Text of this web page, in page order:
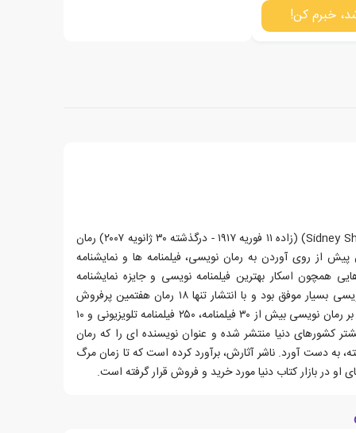
خبرم کن!
سیدنی شلدون (به انگلیسی: Sidney Sheldon) (زاده ۱۱ فوریه ۱۹۱۷ - درگذشته ۳۰ ژانویه ۲۰۰۷) رمان
از روی آوردن به رمان نویسی، فیلمنامه ها و نمایشنامه
همچون اسکار بهترین فیلمنامه نویسی و جایزه نمایشنامه
نویسی تونی کردند. او در داستان نویسی بسیار موفق بود و با انتشار تنها ۱۸ رمان هفتمین پرفروش
ترین نویسنده تاریخ است.وی افزون بر رمان نویسی بیش از ۳۰ فیلمنامه، ۲۵۰ فیلمنامه تلویزیونی و ۱۰
کشورهای دنیا منتشر شده و عنوان نویسنده ای را که رمان
به دست آورد. ناشر آثارش، برآورد کرده است که تا زمان مرگ